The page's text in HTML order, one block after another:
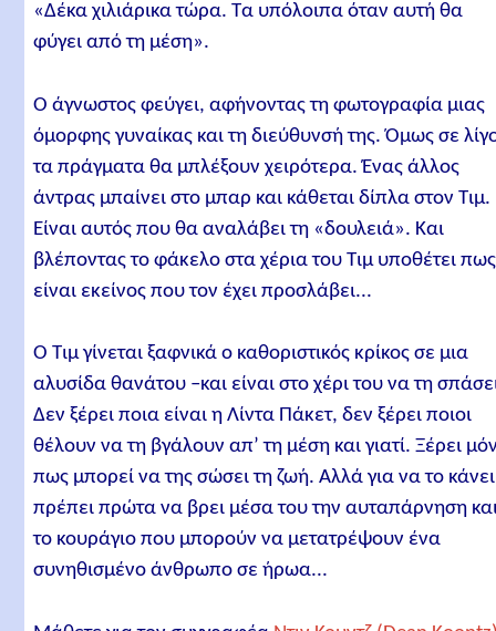
«Δέκα χιλιάρικα τώρα. Τα υπόλοιπα όταν αυτή θα
φύγει από τη μέση».
Ο άγνωστος φεύγει, αφήνοντας τη φωτογραφία μιας
όμορφης γυναίκας και τη διεύθυνσή της. Όμως σε
τα πράγματα θα μπλέξουν χειρότερα. Ένας άλλος
άντρας μπαίνει στο μπαρ και κάθεται δίπλα στον Τιμ.
Είναι αυτός που θα αναλάβει τη «δουλειά». Και
βλέποντας το φάκελο στα χέρια του Τιμ υποθέτει πως
είναι εκείνος που τον έχει προσλάβει...
Ο Τιμ γίνεται ξαφνικά ο καθοριστικός κρίκος σε μια
αλυσίδα θανάτου –και είναι στο χέρι του να τη
Δεν ξέρει ποια είναι η Λίντα Πάκετ, δεν ξέρει ποιοι
θέλουν να τη βγάλουν απ’ τη μέση και γιατί. Ξέρει
πως μπορεί να της σώσει τη ζωή. Αλλά για να το
πρέπει πρώτα να βρει μέσα του την αυταπάρνηση
το κουράγιο που μπορούν να μετατρέψουν ένα
συνηθισμένο άνθρωπο σε ήρωα...